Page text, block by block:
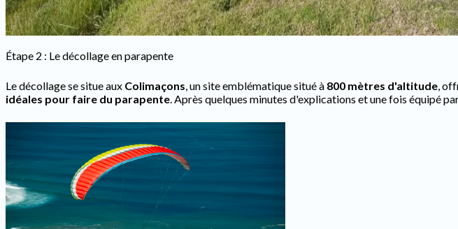
Étape 2 : Le décollage en parapente
Le décollage se situe aux Colimaçons , un site emblématique situé à 800 mètres d'altitude ,
idéales pour faire du parapente . Après quelques minutes d'explications et une fois équipé